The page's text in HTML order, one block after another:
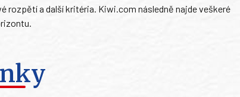
rozpětí a další kritéria. Kiwi.com následně najde veškeré